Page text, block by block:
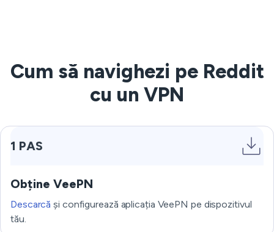
Cum să navighezi pe Reddit
cu un VPN
1 PAS
Obține VeePN
Descarcă și configurează aplicația VeePN pe dispozitivul
tău.